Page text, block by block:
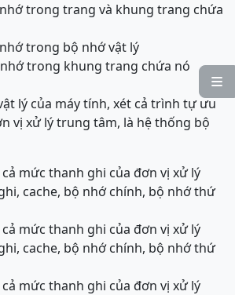

trong trang và khung trang chứa
trong bộ nhớ vật lý
trong khung trang chứa nó
lý của máy tính, xét cả trình tự ưu
vị xử lý trung tâm, là hệ thống bộ
mức thanh ghi của đơn vị xử lý
cache, bộ nhớ chính, bộ nhớ thứ
mức thanh ghi của đơn vị xử lý
cache, bộ nhớ chính, bộ nhớ thứ
mức thanh ghi của đơn vị xử lý